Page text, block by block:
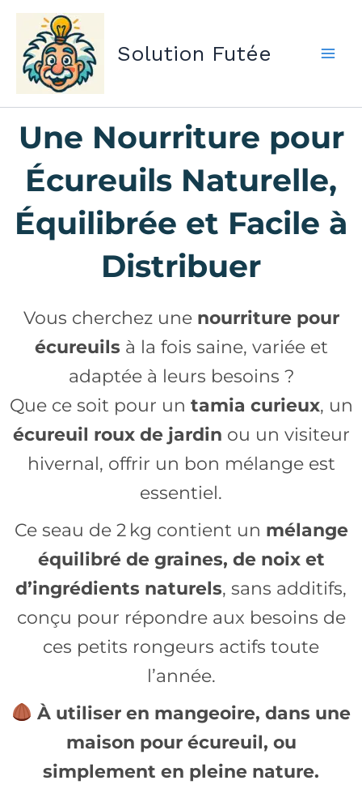
Aller
contenu
Solution Futée
Une Nourriture pour
Écureuils Naturelle,
Équilibrée et Facile à
Distribuer
Vous cherchez une nourriture pour
écureuils à la fois saine, variée et
adaptée à leurs besoins ?
Que ce soit pour un tamia curieux, un
écureuil roux de jardin ou un visiteur
hivernal, offrir un bon mélange est
essentiel.
Ce seau de 2 kg contient un mélange
équilibré de graines, de noix et
d’ingrédients naturels, sans additifs,
conçu pour répondre aux besoins de
ces petits rongeurs actifs toute
l’année.
À utiliser en mangeoire, dans une
maison pour écureuil, ou
simplement en pleine nature.